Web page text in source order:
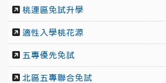
桃連區免試升學
適性入學桃花源
五專優先免試
北區五專聯合免試